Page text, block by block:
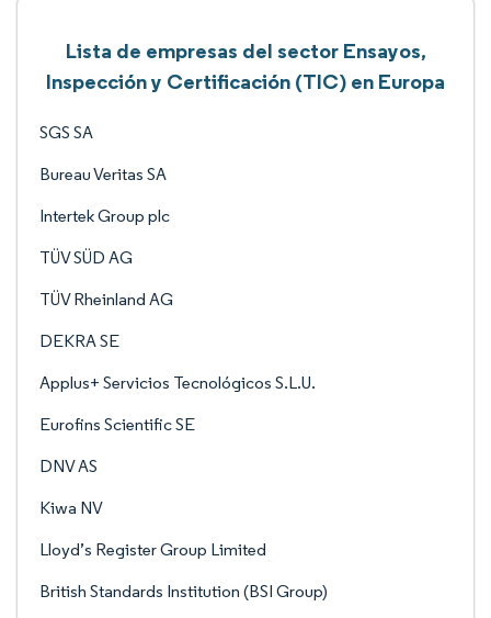
Lista de empresas del sector Ensayos,
Inspección y Certificación (TIC) en Europa
SGS SA
Bureau Veritas SA
Intertek Group plc
TÜV SÜD AG
TÜV Rheinland AG
DEKRA SE
Applus+ Servicios Tecnológicos S.L.U.
Eurofins Scientific SE
DNV AS
Kiwa NV
Lloyd’s Register Group Limited
British Standards Institution (BSI Group)